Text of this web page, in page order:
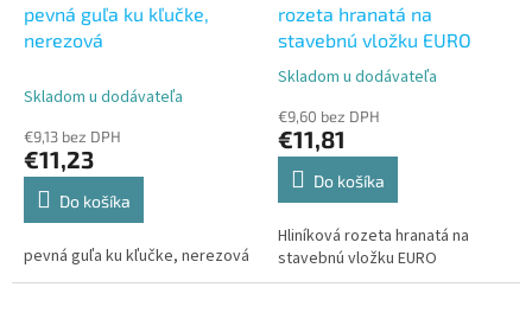
pevná guľa ku kľučke,
nerezová
Skladom u dodávateľa
€9,13 bez DPH
€11,23
Do košíka
pevná guľa ku kľučke, nerezová
rozeta hranatá na
stavebnú vložku EURO
Priemerné
produktu
je
5,0
hviezdičiek.
Skladom u dodávateľa
€9,60 bez DPH
€11,81
Do košíka
Hliníková rozeta hranatá na
stavebnú vložku EURO